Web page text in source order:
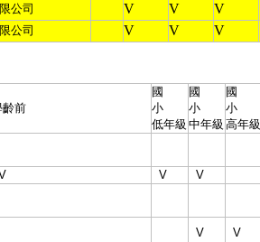
公司 V V V
公司 V V V
齡前
國
小
低年級
國
小
中年級
國
小
高年級
V
V
V V